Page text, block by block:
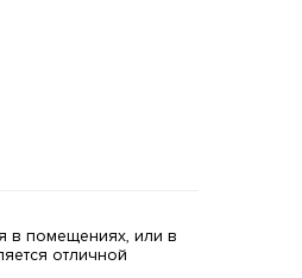
в помещениях, или в
отличной